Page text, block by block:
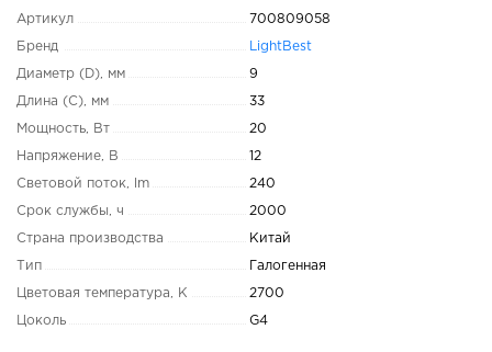
Артикул 700809058
Бренд LightBest
Диаметр (D), мм 9
Длина (C), мм 33
Мощность, Вт 20
Напряжение, В 12
Световой поток, lm 240
Срок службы, ч 2000
Страна производства Китай
Тип Галогенная
Цветовая температура, K 2700
Цоколь G4